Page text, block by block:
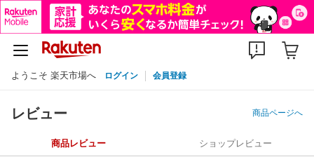
ようこそ 楽天市場へ ログイン 会員登録
レビュー 商品ページへ
商品レビュー ショップレビュー